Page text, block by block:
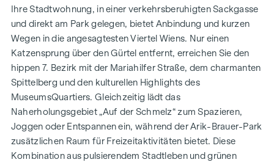
Wohnflächen von ca. 30 bis 130 m²
1- bis 4-Zimmerwohnungen
Gärten, Balkone, Loggien und Terrassen
Großzügige Raumhöhen
Tiefgaragenstellplätze | E-Mobilität
Innenhof Ruhelage
Photovoltaikanlage am Dach
Gemeinschaftsraum
ZUHAUSE ANKOMMEN
In der Herbststraße erwartet Sie ein einzigartiges
Ihre Stadtwohnung, in einer verkehrsberuhigten Sackgasse
und direkt am Park gelegen, bietet Anbindung und kurzen
Wegen in die angesagtesten Viertel Wiens. Nur einen
Katzensprung über den Gürtel entfernt, erreichen Sie den
hippen 7. Bezirk mit der Mariahilfer Straße, dem charmanten
Spittelberg und den kulturellen Highlights des
MuseumsQuartiers. Gleichzeitig lädt das
Naherholungsgebiet „Auf der Schmelz“ zum Spazieren,
Joggen oder Entspannen ein, während der Arik-Brauer-Park
zusätzlichen Raum für Freizeitaktivitäten bietet. Diese
Kombination aus pulsierendem Stadtleben und grünen